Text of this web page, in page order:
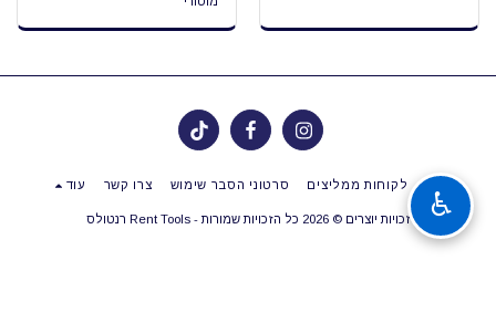
♿
בית לקוחות ממליצים סרטוני הסבר שימוש צרו קשר עוד
זכויות יוצרים © 2026 כל הזכויות שמורות - Rent Tools רנטולס